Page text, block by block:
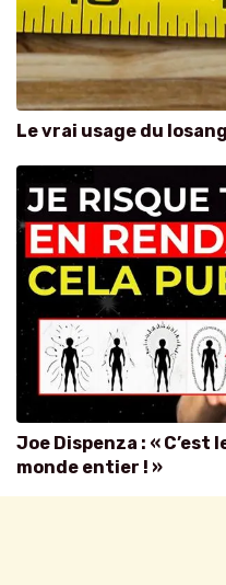
Le vrai usage du
Joe Dispenza : « C’est
monde entier ! »